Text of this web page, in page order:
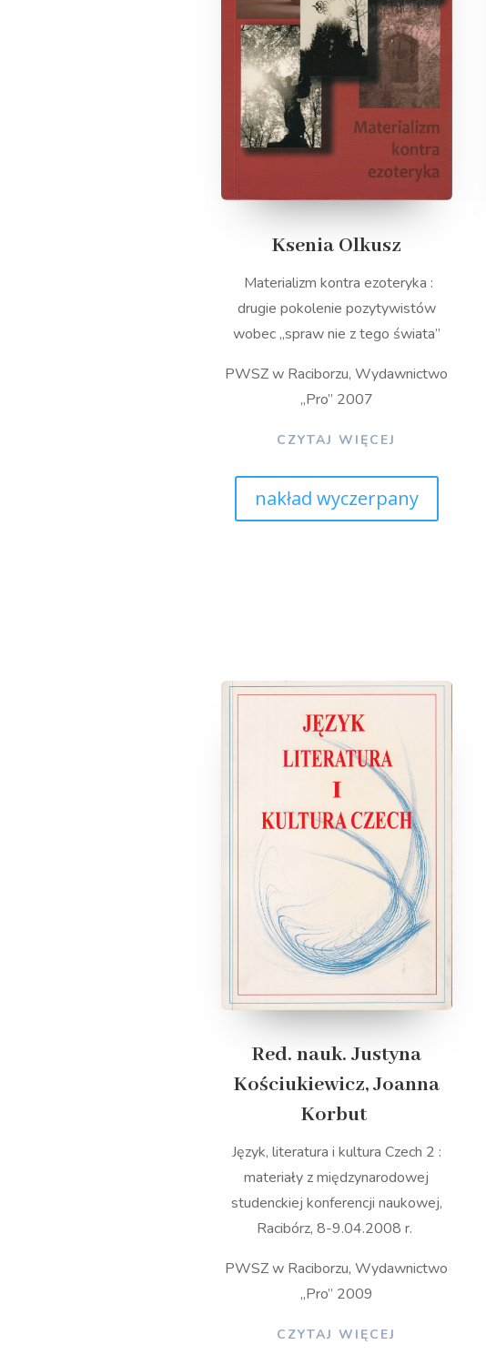
Ksenia Olkusz
Materializm kontra ezoteryka :
drugie pokolenie pozytywistów
wobec „spraw nie z tego świata”
PWSZ w Raciborzu, Wydawnictwo
„Pro” 2007
CZYTAJ WIĘCEJ
nakład wyczerpany
Red. nauk. Justyna
Kościukiewicz, Joanna
Korbut
Język, literatura i kultura Czech 2 :
materiały z międzynarodowej
studenckiej konferencji naukowej,
Racibórz, 8-9.04.2008 r.
PWSZ w Raciborzu, Wydawnictwo
„Pro” 2009
CZYTAJ WIĘCEJ